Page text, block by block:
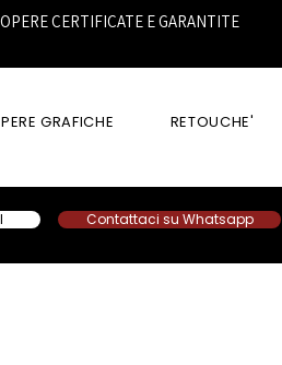
OPERE CERTIFICATE E GARANTITE
GRAFICHE RETOUCHE'
Contattaci su Whatsapp